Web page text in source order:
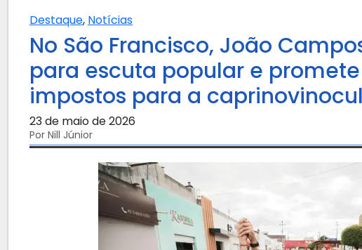
Destaque, Notícias
No São Francisco, João
para escuta popular e
impostos para a
23 de maio de 2026
Por Nill Júnior